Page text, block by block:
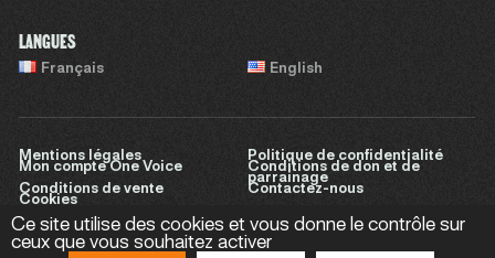
LANGUES
Français English
Mentions légales
Politique de confidentialité
Mon compte One Voice
Conditions de don et de
parrainage
Conditions de vente
Contactez-nous
Cookies
Ce site utilise des cookies et vous donne le contrôle sur
ceux que vous souhaitez activer